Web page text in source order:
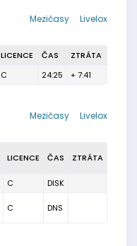
Livelox
Mezičasy
LICENCE ČAS
ZTRÁTA
C 24:25 + 7:41
Livelox
Mezičasy
LICENCE ČAS ZTRÁTA
C
DISK
C DNS